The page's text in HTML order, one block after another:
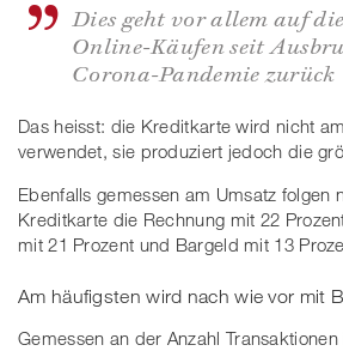
Dies geht vor allem auf
Online-Käufen seit
Corona-Pandemie zurück
Das heisst: die Kreditkarte wird nicht
verwendet, sie produziert jedoch die
Ebenfalls gemessen am Umsatz folgen
Kreditkarte die Rechnung mit 22
mit 21 Prozent und Bargeld mit 13
Am häufigsten wird nach wie vor mit
Gemessen an der Anzahl